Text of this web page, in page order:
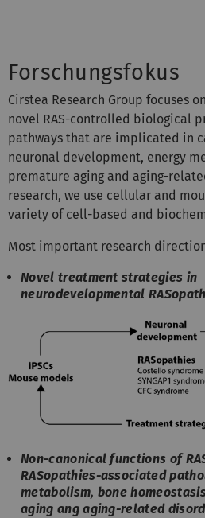
Forschungsfokus
Cirstea Research Group focuses
novel RAS-controlled biological
pathways that are implicated in
neuronal development, energy
premature aging and aging-
research, we use cellular and
variety of cell-based and
Most important research
Novel treatment strategies in
neurodevelopmental
Non-canonical functions of
RASopathies-associated
metabolism, bone
aging ang aging-related